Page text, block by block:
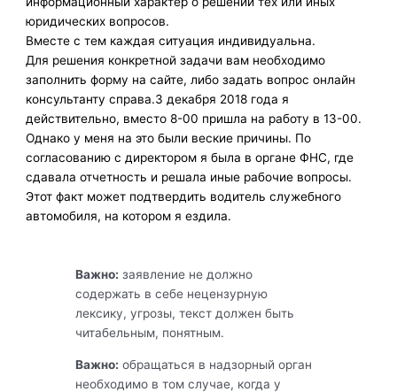
юридических вопросов.
Вместе с тем каждая ситуация индивидуальна.
Для решения конкретной задачи вам необходимо
заполнить форму на сайте, либо задать вопрос онлайн
консультанту справа.3 декабря 2018 года я
действительно, вместо 8-00 пришла на работу в 13-00.
Однако у меня на это были веские причины. По
согласованию с директором я была в органе ФНС, где
сдавала отчетность и решала иные рабочие вопросы.
Этот факт может подтвердить водитель служебного
автомобиля, на котором я ездила.
Важно: заявление не должно
содержать в себе нецензурную
лексику, угрозы, текст должен быть
читабельным, понятным.
Важно: обращаться в надзорный орган
необходимо в том случае, когда у